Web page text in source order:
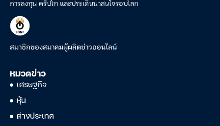
การลงทุน คริปโท และประเด็นน่าสนใจรอบโลก
สมาชิกของสมาคมผู้ผลิตข่าวออนไลน์
หมวดข่าว
เศรษฐกิจ
หุ้น
ต่างประเทศ